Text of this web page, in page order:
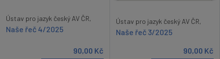
Ústav pro jazyk český AV ČR,
Naše řeč 4/2025
90,00 Kč
Ústav pro jazyk český AV ČR,
Naše řeč 3/2025
90,00 Kč